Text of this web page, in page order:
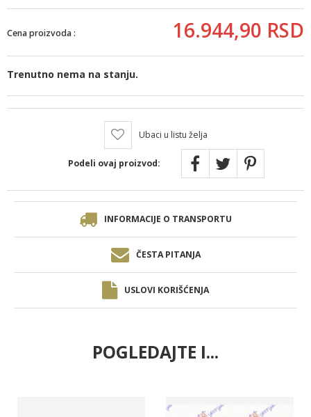
Cena proizvoda : 16.944,90 RSD
Trenutno nema na stanju.
Ubaci u listu želja
Podeli ovaj proizvod:
INFORMACIJE O TRANSPORTU
ČESTA PITANJA
USLOVI KORIŠĆENJA
POGLEDAJTE I...